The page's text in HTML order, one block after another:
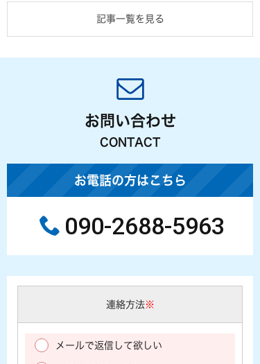
記事一覧を見る
お問い合わせ
CONTACT
お電話の方はこちら
090-2688-5963
連絡方法※
メールで返信して欲しい